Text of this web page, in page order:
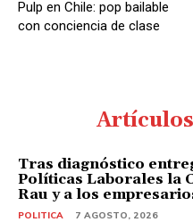
Pulp en Chile: pop bailable
con conciencia de clase
Tras diagnóstico
Políticas Laborales la
Rau y a los
POLITICA 7 AGOSTO, 2026